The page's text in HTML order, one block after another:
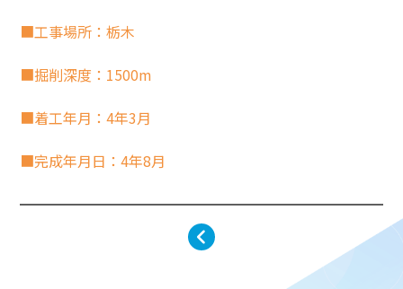
■工事場所：栃木
■掘削深度：1500m
■着工年月：4年3月
■完成年月日：4年8月